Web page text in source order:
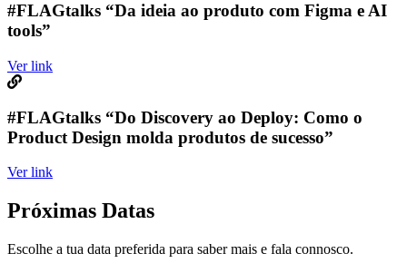
#FLAGtalks “Da ideia ao produto com Figma e AI
tools”
Ver link
#FLAGtalks “Do Discovery ao Deploy: Como o
Product Design molda produtos de sucesso”
Ver link
Próximas Datas
Escolhe a tua data preferida para saber mais e fala connosco.